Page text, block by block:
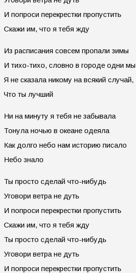
И попроси перекрестки пропустить
Скажи им, что я тебя жду
Из расписания совсем пропали зимы
И тихо-тихо, словно в городе одни
Я не сказала никому на всякий случай,
Что ты лучший
Ни на минуту я тебя не забывала
Тонула ночью в океане одеяла
Как долго небо нам историю писало
Небо знало
Ты просто сделай что-нибудь
Уговори ветра не дуть
И попроси перекрестки пропустить
Скажи им, что я тебя жду
Ты просто сделай что-нибудь
Уговори ветра не дуть
И попроси перекрестки пропустить